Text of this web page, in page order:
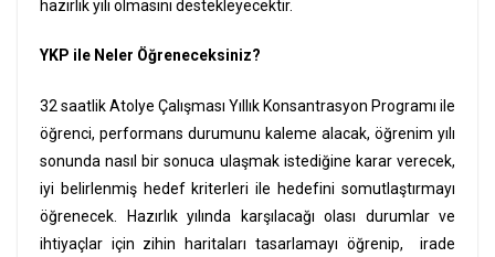
hazırlık yılı olmasını destekleyecektir.
YKP ile Neler Öğreneceksiniz?
32 saatlik Atolye Çalışması Yıllık Konsantrasyon Programı ile
öğrenci, performans durumunu kaleme alacak, öğrenim yılı
sonunda nasıl bir sonuca ulaşmak istediğine karar verecek,
iyi belirlenmiş hedef kriterleri ile hedefini somutlaştırmayı
öğrenecek. Hazırlık yılında karşılacağı olası durumlar ve
ihtiyaçlar için zihin haritaları tasarlamayı öğrenip, irade